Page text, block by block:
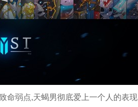
命弱点,天蝎男彻底爱上一个人的表现